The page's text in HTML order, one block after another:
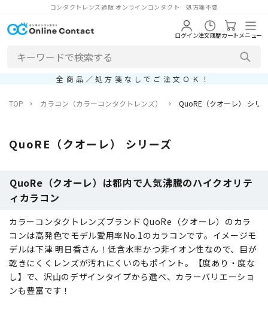
コンタクトレンズ通販 オンラインコンタクト 処方箋不要
ログイン注文履歴カートメニュー
全商品／処方箋なしでご注文ＯＫ！
TOP カラコン（カラーコンタクトレンズ） QuoRE（クオーレ） シリ
QuoRE（クオーレ） シリーズ
QuoRe（クオーレ）は都内で人気沸騰のハイクオリテ
ィカラコン
カラーコンタクトレンズブランド QuoRe（クオーレ）のカラ
コンは高発色でモデル愛用率No.1のカラコンです。イメージモ
デルは下津 明日香さん！低含水率かつ非イオン性なので、目が
乾きにくくレンズが汚れにくいのもポイント。【度あり・度な
し】で、沢山のデザインタイプから選べ、カラーバリエーショ
ンも豊富です！